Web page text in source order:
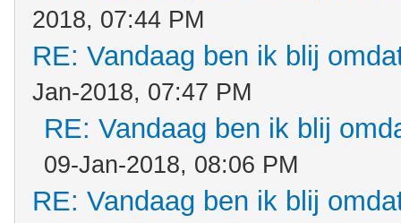
2018, 07:44 PM
RE: Vandaag ben ik blij
Jan-2018, 07:47 PM
RE: Vandaag ben ik blij
09-Jan-2018, 08:06 PM
RE: Vandaag ben ik blij